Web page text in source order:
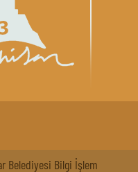
Belediyesi Bilgi İşlem